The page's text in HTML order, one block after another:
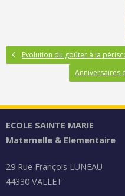
Evolution du goûter à la
Anniversaires
ECOLE SAINTE MARIE
Maternelle & Elementaire
29 Rue François LUNEAU
44330 VALLET